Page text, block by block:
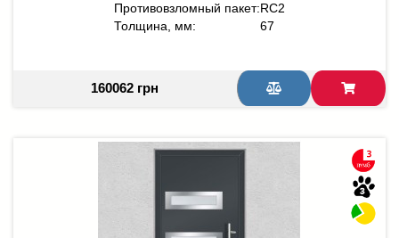
Противовзломный пакет:RC2
Толщина, мм:
67
160062 грн